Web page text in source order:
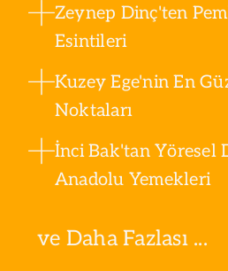
Zeynep Dinç'ten
Esintileri
Kuzey Ege'nin En
Noktaları
İnci Bak'tan Yöresel
Anadolu Yemekleri
ve Daha Fazlası ...